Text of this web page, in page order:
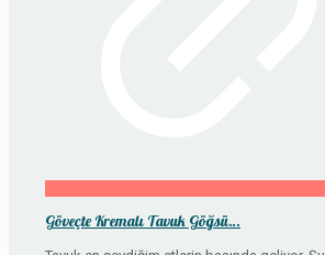
Göveçte Kremalı Tavuk Göğsü…